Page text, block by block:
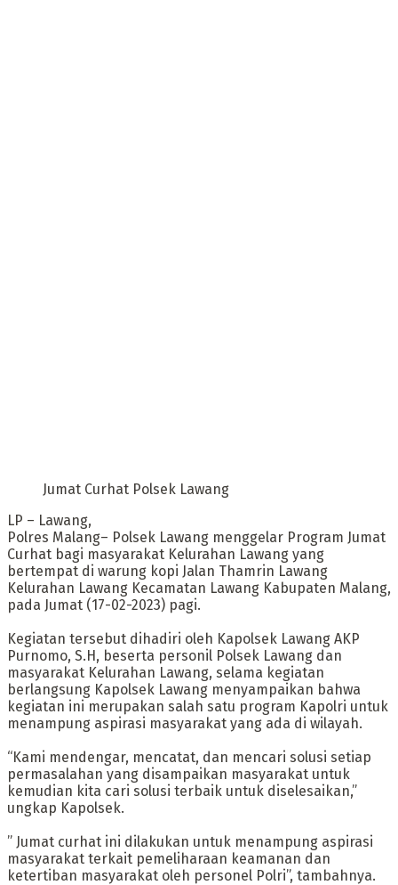
Jumat Curhat Polsek Lawang
LP – Lawang,
Polres Malang– Polsek Lawang menggelar Program Jumat
Curhat bagi masyarakat Kelurahan Lawang yang
bertempat di warung kopi Jalan Thamrin Lawang
Kelurahan Lawang Kecamatan Lawang Kabupaten Malang,
pada Jumat (17-02-2023) pagi.
Kegiatan tersebut dihadiri oleh Kapolsek Lawang AKP
Purnomo, S.H, beserta personil Polsek Lawang dan
masyarakat Kelurahan Lawang, selama kegiatan
berlangsung Kapolsek Lawang menyampaikan bahwa
kegiatan ini merupakan salah satu program Kapolri untuk
menampung aspirasi masyarakat yang ada di wilayah.
“Kami mendengar, mencatat, dan mencari solusi setiap
permasalahan yang disampaikan masyarakat untuk
kemudian kita cari solusi terbaik untuk diselesaikan,”
ungkap Kapolsek.
” Jumat curhat ini dilakukan untuk menampung aspirasi
masyarakat terkait pemeliharaan keamanan dan
ketertiban masyarakat oleh personel Polri”, tambahnya.